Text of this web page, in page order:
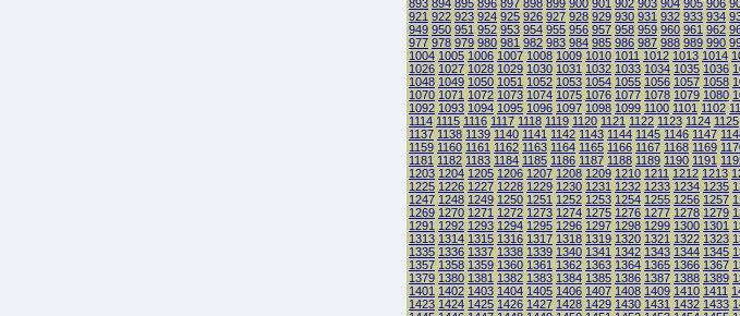
893 894 895 896 897 898 899 900 901 902 903 904 905 906
921 922 923 924 925 926 927 928 929 930 931 932 933 934
949 950 951 952 953 954 955 956 957 958 959 960 961 962
977 978 979 980 981 982 983 984 985 986 987 988 989 990
1004 1005 1006 1007 1008 1009 1010 1011 1012 1013 1014
1026 1027 1028 1029 1030 1031 1032 1033 1034 1035 1036
1048 1049 1050 1051 1052 1053 1054 1055 1056 1057 1058
1070 1071 1072 1073 1074 1075 1076 1077 1078 1079 1080
1092 1093 1094 1095 1096 1097 1098 1099 1100 1101 1102
1114 1115 1116 1117 1118 1119 1120 1121 1122 1123 1124 1125
1137 1138 1139 1140 1141 1142 1143 1144 1145 1146 1147
1159 1160 1161 1162 1163 1164 1165 1166 1167 1168 1169
1181 1182 1183 1184 1185 1186 1187 1188 1189 1190 1191
1203 1204 1205 1206 1207 1208 1209 1210 1211 1212 1213
1225 1226 1227 1228 1229 1230 1231 1232 1233 1234 1235
1247 1248 1249 1250 1251 1252 1253 1254 1255 1256 1257
1269 1270 1271 1272 1273 1274 1275 1276 1277 1278 1279
1291 1292 1293 1294 1295 1296 1297 1298 1299 1300 1301
1313 1314 1315 1316 1317 1318 1319 1320 1321 1322 1323
1335 1336 1337 1338 1339 1340 1341 1342 1343 1344 1345
1357 1358 1359 1360 1361 1362 1363 1364 1365 1366 1367
1379 1380 1381 1382 1383 1384 1385 1386 1387 1388 1389
1401 1402 1403 1404 1405 1406 1407 1408 1409 1410 1411
1423 1424 1425 1426 1427 1428 1429 1430 1431 1432 1433